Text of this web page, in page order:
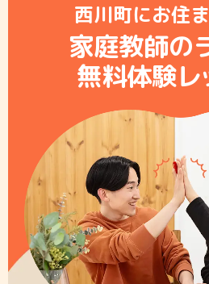
西川町にお住
家庭教師の
無料体験レ